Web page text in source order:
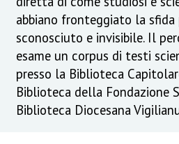
abbiano fronteggiato la
sconosciuto e invisibile. Il
esame un corpus di testi
presso la Biblioteca
Biblioteca della Fondazione
Biblioteca Diocesana